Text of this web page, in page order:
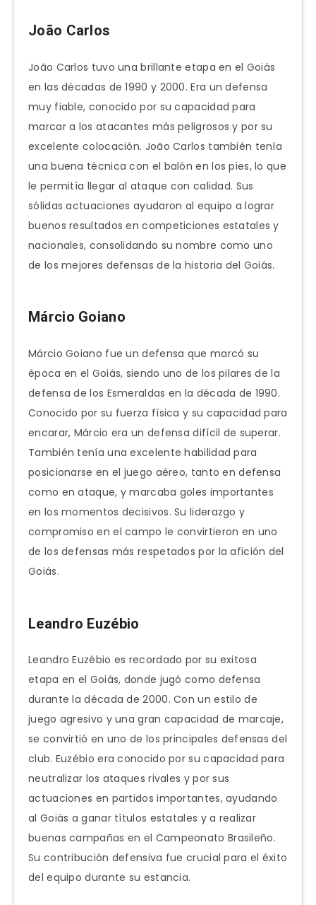
João Carlos
João Carlos tuvo una brillante etapa en el Goiás
en las décadas de 1990 y 2000. Era un defensa
muy fiable, conocido por su capacidad para
marcar a los atacantes más peligrosos y por su
excelente colocación. João Carlos también tenía
una buena técnica con el balón en los pies, lo que
le permitía llegar al ataque con calidad. Sus
sólidas actuaciones ayudaron al equipo a lograr
buenos resultados en competiciones estatales y
nacionales, consolidando su nombre como uno
de los mejores defensas de la historia del Goiás.
Márcio Goiano
Márcio Goiano fue un defensa que marcó su
época en el Goiás, siendo uno de los pilares de la
defensa de los Esmeraldas en la década de 1990.
Conocido por su fuerza física y su capacidad para
encarar, Márcio era un defensa difícil de superar.
También tenía una excelente habilidad para
posicionarse en el juego aéreo, tanto en defensa
como en ataque, y marcaba goles importantes
en los momentos decisivos. Su liderazgo y
compromiso en el campo le convirtieron en uno
de los defensas más respetados por la afición del
Goiás.
Leandro Euzébio
Leandro Euzébio es recordado por su exitosa
etapa en el Goiás, donde jugó como defensa
durante la década de 2000. Con un estilo de
juego agresivo y una gran capacidad de marcaje,
se convirtió en uno de los principales defensas del
club. Euzébio era conocido por su capacidad para
neutralizar los ataques rivales y por sus
actuaciones en partidos importantes, ayudando
al Goiás a ganar títulos estatales y a realizar
buenas campañas en el Campeonato Brasileño.
Su contribución defensiva fue crucial para el éxito
del equipo durante su estancia.